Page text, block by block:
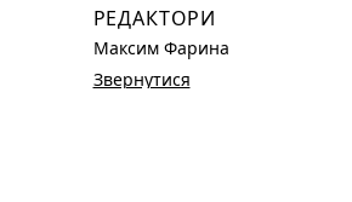
РЕДАКТОРИ
Максим Фарина
Звернутися